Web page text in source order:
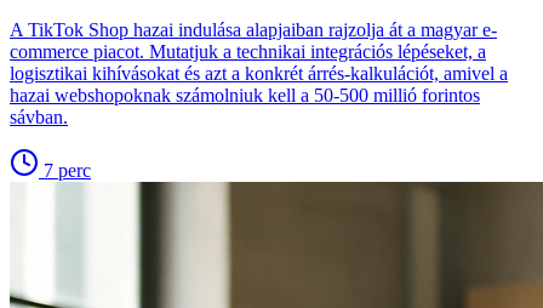
A TikTok Shop hazai indulása alapjaiban rajzolja át a magyar e-
commerce piacot. Mutatjuk a technikai integrációs lépéseket, a
logisztikai kihívásokat és azt a konkrét árrés-kalkulációt, amivel a
hazai webshopoknak számolniuk kell a 50-500 millió forintos
sávban.
7 perc